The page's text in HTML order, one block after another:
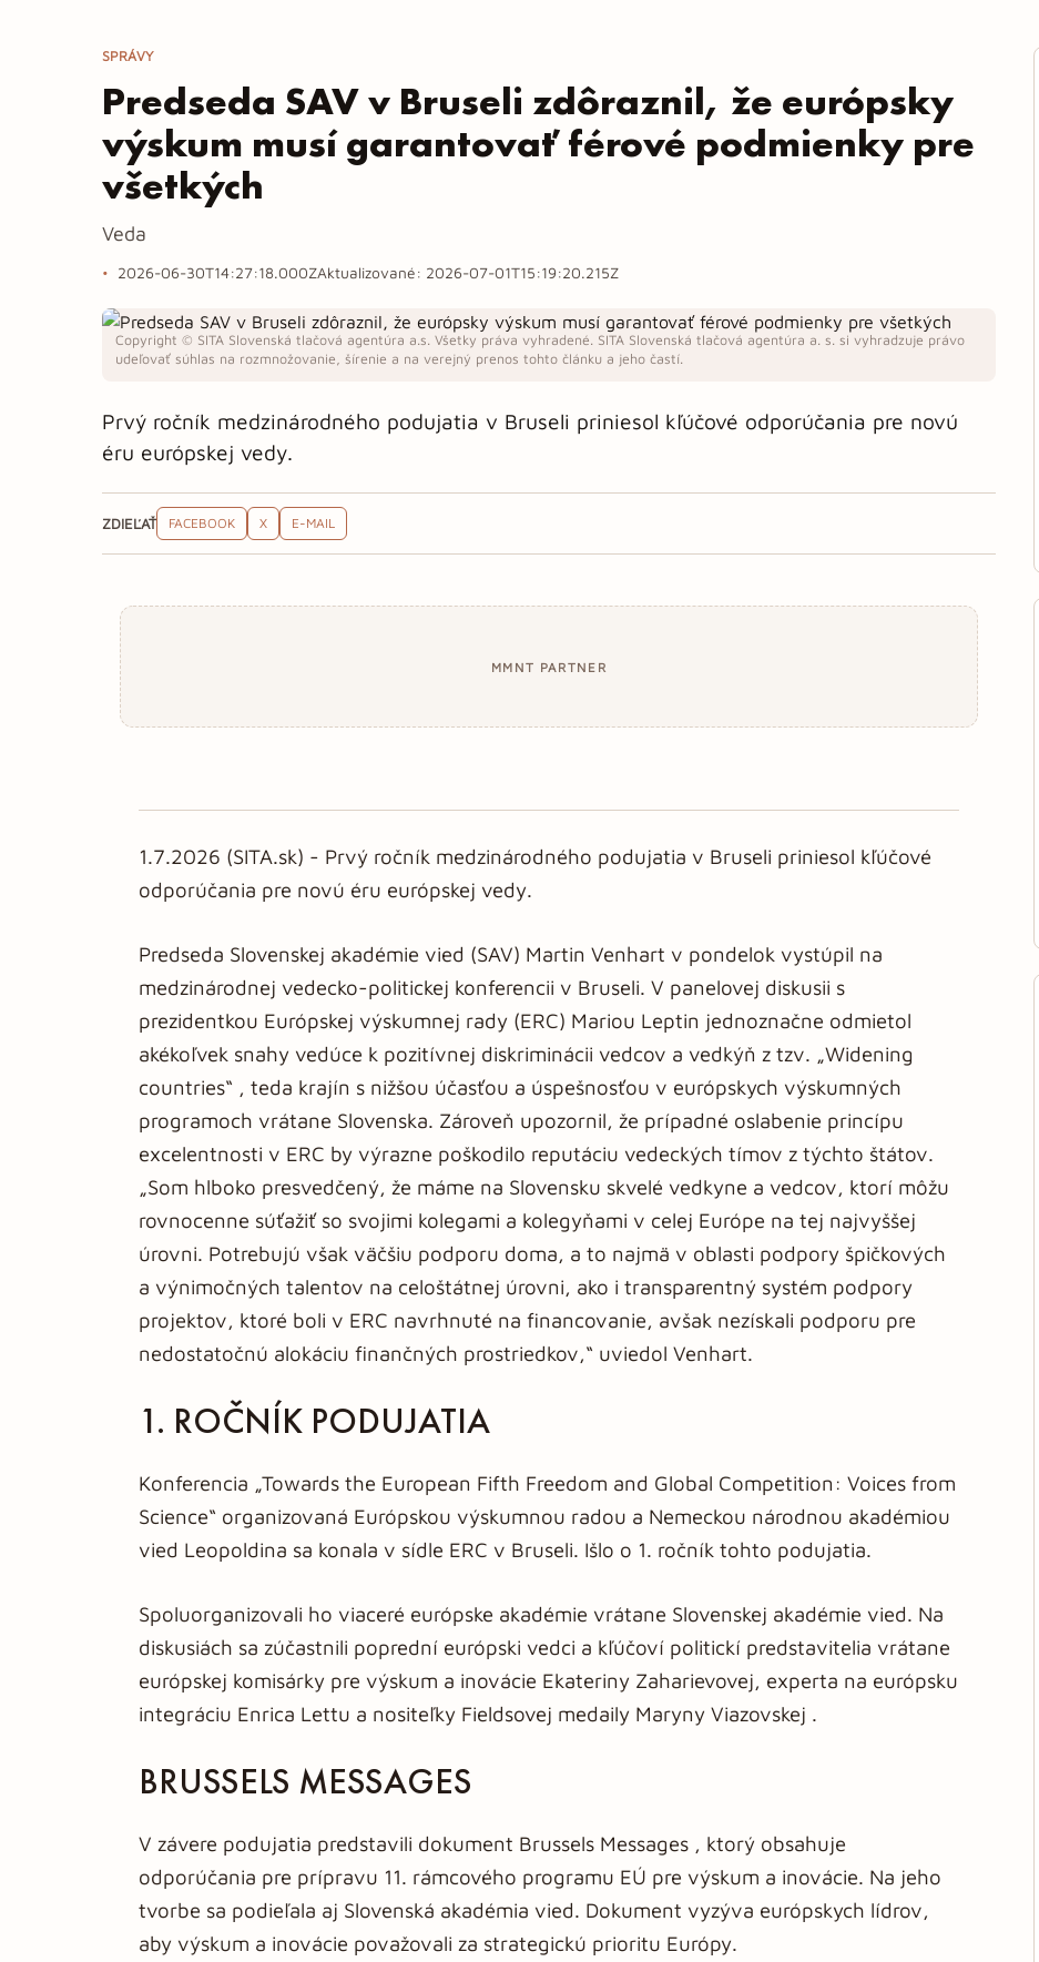
SPRÁVY
Predseda SAV v Bruseli zdôraznil, že európsky
výskum musí garantovať férové podmienky pre
všetkých
Veda
2026-06-30T14:27:18.000ZAktualizované: 2026-07-01T15:19:20.215Z
Copyright © SITA Slovenská tlačová agentúra a.s. Všetky práva vyhradené. SITA Slovenská tlačová agentúra a. s. si vyhradzuje právo
udeľovať súhlas na rozmnožovanie, šírenie a na verejný prenos tohto článku a jeho častí.
Prvý ročník medzinárodného podujatia v Bruseli priniesol kľúčové odporúčania pre novú
éru európskej vedy.
ZDIEĽAŤ FACEBOOK X E-MAIL
MMNT PARTNER
1.7.2026 (SITA.sk) - Prvý ročník medzinárodného podujatia v Bruseli priniesol kľúčové
odporúčania pre novú éru európskej vedy.
Predseda Slovenskej akadémie vied (SAV) Martin Venhart v pondelok vystúpil na
medzinárodnej vedecko-politickej konferencii v Bruseli. V panelovej diskusii s
prezidentkou Európskej výskumnej rady (ERC) Mariou Leptin jednoznačne odmietol
akékoľvek snahy vedúce k pozitívnej diskriminácii vedcov a vedkýň z tzv. „Widening
countries“ , teda krajín s nižšou účasťou a úspešnosťou v európskych výskumných
programoch vrátane Slovenska. Zároveň upozornil, že prípadné oslabenie princípu
excelentnosti v ERC by výrazne poškodilo reputáciu vedeckých tímov z týchto štátov.
„Som hlboko presvedčený, že máme na Slovensku skvelé vedkyne a vedcov, ktorí môžu
rovnocenne súťažiť so svojimi kolegami a kolegyňami v celej Európe na tej najvyššej
úrovni. Potrebujú však väčšiu podporu doma, a to najmä v oblasti podpory špičkových
a výnimočných talentov na celoštátnej úrovni, ako i transparentný systém podpory
projektov, ktoré boli v ERC navrhnuté na financovanie, avšak nezískali podporu pre
nedostatočnú alokáciu finančných prostriedkov,“ uviedol Venhart.
1. ROČNÍK PODUJATIA
Konferencia „Towards the European Fifth Freedom and Global Competition: Voices from
Science“ organizovaná Európskou výskumnou radou a Nemeckou národnou akadémiou
vied Leopoldina sa konala v sídle ERC v Bruseli. Išlo o 1. ročník tohto podujatia.
Spoluorganizovali ho viaceré európske akadémie vrátane Slovenskej akadémie vied. Na
diskusiách sa zúčastnili poprední európski vedci a kľúčoví politickí predstavitelia vrátane
európskej komisárky pre výskum a inovácie Ekateriny Zaharievovej, experta na európsku
integráciu Enrica Lettu a nositeľky Fieldsovej medaily Maryny Viazovskej .
BRUSSELS MESSAGES
V závere podujatia predstavili dokument Brussels Messages , ktorý obsahuje
odporúčania pre prípravu 11. rámcového programu EÚ pre výskum a inovácie. Na jeho
tvorbe sa podieľala aj Slovenská akadémia vied. Dokument vyzýva európskych lídrov,
aby výskum a inovácie považovali za strategickú prioritu Európy.